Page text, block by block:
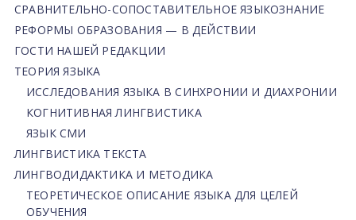
СРАВНИТЕЛЬНО-СОПОСТАВИТЕЛЬНОЕ ЯЗЫКОЗНАНИЕ
РЕФОРМЫ ОБРАЗОВАНИЯ — В ДЕЙСТВИИ
ГОСТИ НАШЕЙ РЕДАКЦИИ
ТЕОРИЯ ЯЗЫКА
ИССЛЕДОВАНИЯ ЯЗЫКА В СИНХРОНИИ И ДИАХРОНИИ
КОГНИТИВНАЯ ЛИНГВИСТИКА
ЯЗЫК СМИ
ЛИНГВИСТИКА ТЕКСТА
ЛИНГВОДИДАКТИКА И МЕТОДИКА
ТЕОРЕТИЧЕСКОЕ ОПИСАНИЕ ЯЗЫКА ДЛЯ ЦЕЛЕЙ
ОБУЧЕНИЯ